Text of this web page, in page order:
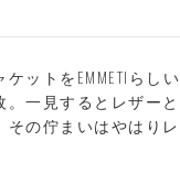
ットをEMMETIらしい
一見するとレザーと
の佇まいはやはりレ